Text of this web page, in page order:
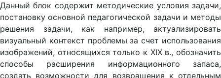
Данный блок содержит методические условия задачи,
постановку основной педагогической задачи и методы
решения задачи, как например, актуализировать
визуальный контекст проблемы за счет использования
изображений, относящихся только к XIX в., обозначить
способы расширения информационного запаса,
создать возможности для возвращения к отдельным